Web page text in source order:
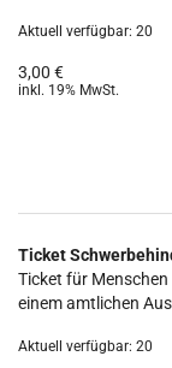
Aktuell verfügbar: 20
3,00 €
inkl. 19% MwSt.
Ticket
Ticket für
einem amtlichen
Aktuell verfügbar: 20